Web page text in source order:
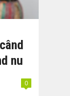
nu
0